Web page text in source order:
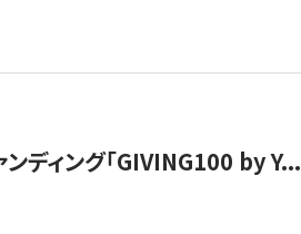
ディング「GIVING100 by Y...